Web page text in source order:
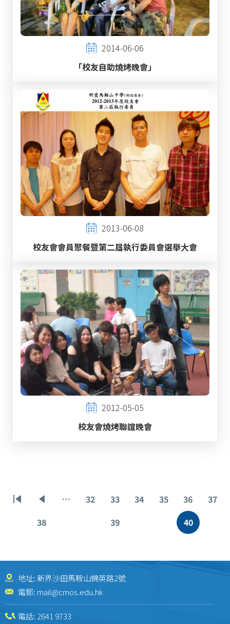
2014-06-06
「校友自助燒烤晚會」
2013-06-08
校友會會員聚餐暨第二屆執行委員會選舉大會
2012-05-05
校友會燒烤聯誼晚會
Pagination
First
page
Previous
page
…
頁
32
頁
面
33
頁
34
頁
35
頁
面
36
頁
37
頁
38
頁
39
目
40
地址: 新界沙田馬鞍山錦英路2號
電郵: mail@cmos.edu.hk
電話: 2641 9733